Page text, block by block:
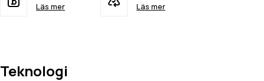
Läs mer
Läs mer
Teknologi